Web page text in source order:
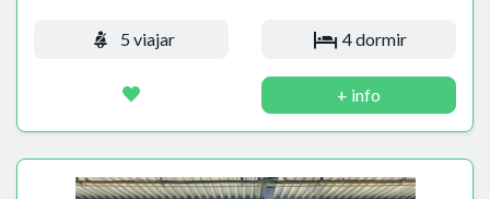
5 viajar 4 dormir
+ info